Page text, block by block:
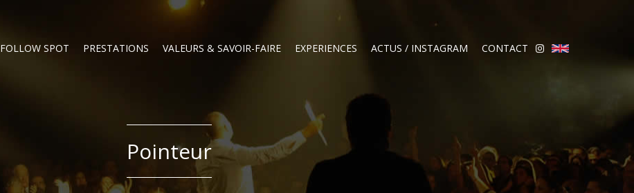
FOLLOW SPOT PRESTATIONS VALEURS & SAVOIR-FAIRE EXPERIENCES ACTUS / INSTAGRAM CONTACT
Pointeur